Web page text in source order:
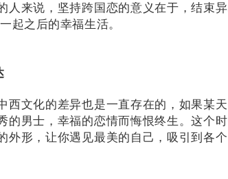
人来说，坚持跨国恋的意义在于，结束
起之后的幸福生活。
文化的差异也是一直存在的，如果某
的男士，幸福的恋情而悔恨终生。这个
形，让你遇见最美的自己，吸引到各个